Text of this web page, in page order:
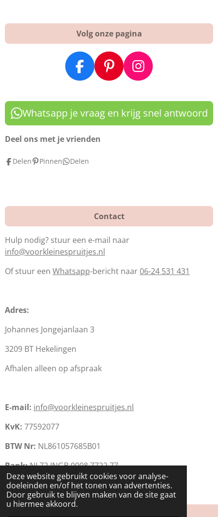
Deze website gebruikt cookies voor analyse-
doeleinden en/of het tonen van advertenties.
Door gebruik te blijven maken van de site gaat
u hiermee akkoord.
Volg onze pagina
F
a
c
e
b
o
k
P
i
n
t
e
I
n
s
t
a
Whatsapp je vraag en krijg snel antwoord
Deel ons met je vrienden
Delen Pinnen Delen
Contact
Hulp nodig? stuur een e-mail naar
info@voorkleinespruitjes.nl
Of stuur een Whatsapp-bericht naar 06-24 531 431
Adres:
Johannes Jongejanlaan 3
3209 BT Hekelingen
Afhalen alleen op afspraak
E-mail: info@voorkleinespruitjes.nl
KvK: 77592077
BTW Nr: NL861057685B01
Bank:NL72 INGB 0008 7722 77
© 2020 Voor Kleine Spruitjes: Babyproducten,
babykleding en (kraam)cadeau's